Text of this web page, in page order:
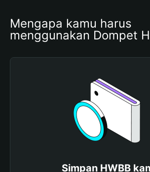
Mengapa kamu harus
menggunakan Dompet
Simpan HWBB